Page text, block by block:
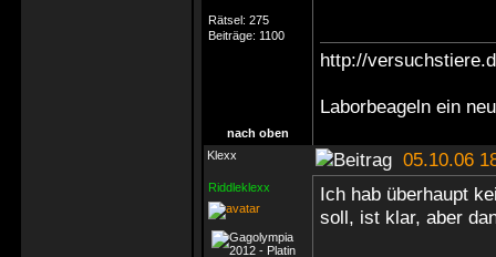
Rätsel: 275
Beiträge: 1100
http://
Laborbeageln ein
nach oben
Klexx
05.10.06
Riddleklexx
Ich hab überhaupt
soll, ist klar, aber